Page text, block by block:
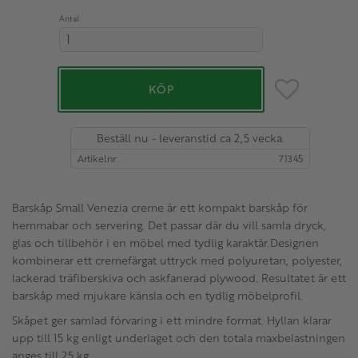
Antal
KÖP Lägg till i
Beställ nu - leveranstid ca 2,5 vecka.
Artikelnr 71345
Barskåp Small Venezia creme är ett kompakt barskåp för
hemmabar och servering. Det passar där du vill samla dryck,
glas och tillbehör i en möbel med tydlig karaktär.Designen
kombinerar ett cremefärgat uttryck med polyuretan, polyester,
lackerad träfiberskiva och askfanerad plywood. Resultatet är ett
barskåp med mjukare känsla och en tydlig möbelprofil.
Skåpet ger samlad förvaring i ett mindre format. Hyllan klarar
upp till 15 kg enligt underlaget och den totala maxbelastningen